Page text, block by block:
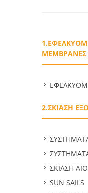
ΜΕΜΒΡΑΝΕΣ
2.ΣΚΙΑΣΗ
ΣΚΙΑΣΗ
SUN SAILS